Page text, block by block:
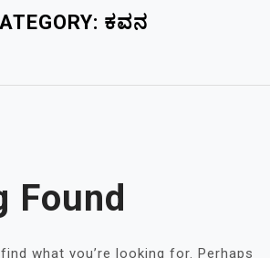
ಕವನ
Found
what you’re looking for. Perhaps